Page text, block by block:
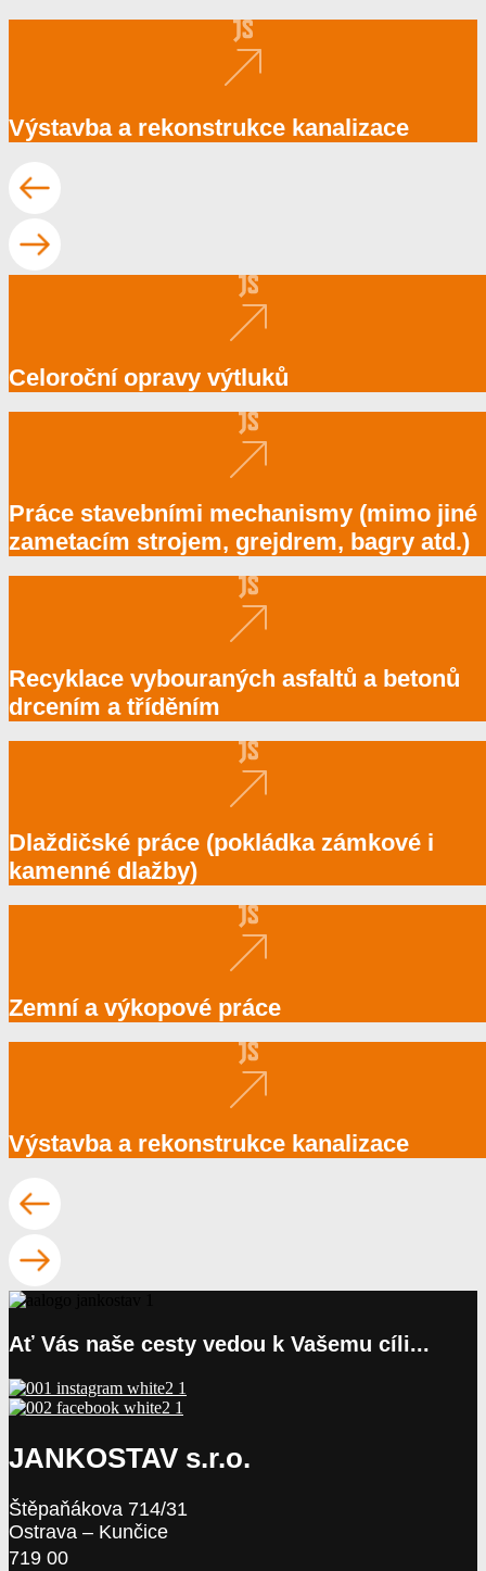
Výstavba a rekonstrukce kanalizace
Celoroční opravy výtluků
Práce stavebními mechanismy (mimo jiné
zametacím strojem, grejdrem, bagry atd.)
Recyklace vybouraných asfaltů a betonů
drcením a tříděním
Dlaždičské práce (pokládka zámkové i
kamenné dlažby)
Zemní a výkopové práce
Výstavba a rekonstrukce kanalizace
Ať Vás naše cesty vedou k Vašemu cíli...
JANKOSTAV s.r.o.
Štěpaňákova 714/31
Ostrava – Kunčice
719 00